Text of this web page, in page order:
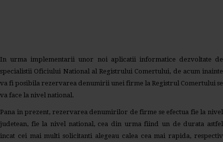
In urma implementarii unor noi aplicatii informatice dezvoltate de
specialistii Oficiului National al Registrului Comertului, de acum inainte
va fi posibila rezervarea denumirii unei firme la Registrul Comertului se
va face la nivel national.
Pana in prezent, rezervarea denumirilor de firme se efectua fie la nivel
judetean, fie la nivel national, cea din urma fiind un de durata astfel
incat cei mai multi solicitanti alegeau calea cea mai rapida, respectiv